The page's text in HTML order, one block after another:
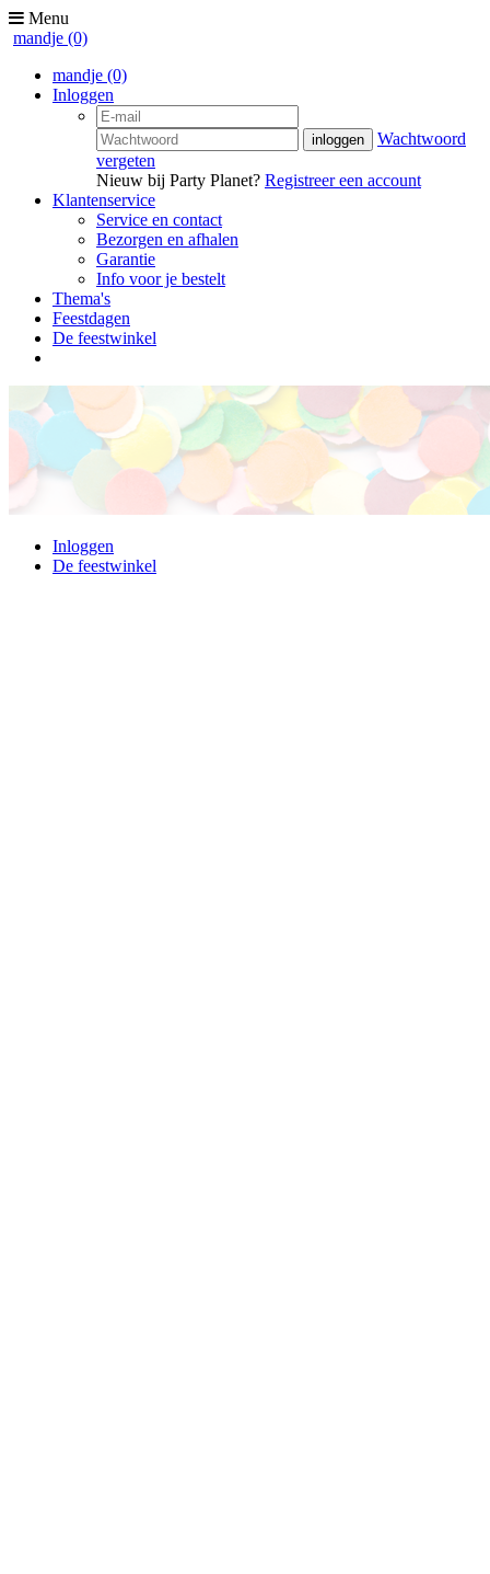
Menu
mandje (0)
mandje (0)
Inloggen
Wachtwoord
vergeten
Nieuw bij Party Planet? Registreer een account
Klantenservice
Service en contact
Bezorgen en afhalen
Garantie
Info voor je bestelt
Thema's
Feestdagen
De feestwinkel
Inloggen
De feestwinkel